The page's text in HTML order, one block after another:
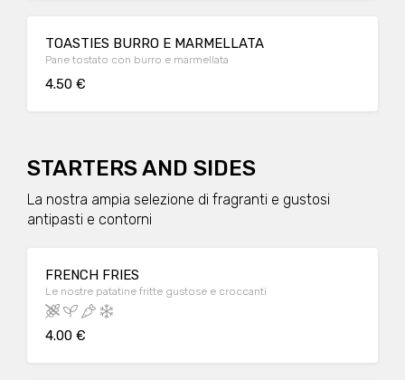
TOASTIES BURRO E MARMELLATA
Pane tostato con burro e marmellata
4.50 €
STARTERS AND SIDES
La nostra ampia selezione di fragranti e gustosi
antipasti e contorni
FRENCH FRIES
Le nostre patatine fritte gustose e croccanti
4.00 €